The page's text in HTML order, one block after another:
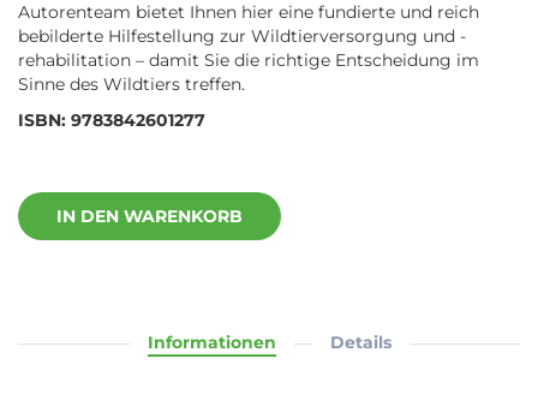
Autorenteam bietet Ihnen hier eine fundierte und reich
bebilderte Hilfestellung zur Wildtierversorgung und -
rehabilitation – damit Sie die richtige Entscheidung im
Sinne des Wildtiers treffen.
ISBN: 9783842601277
IN DEN WARENKORB
Informationen Details